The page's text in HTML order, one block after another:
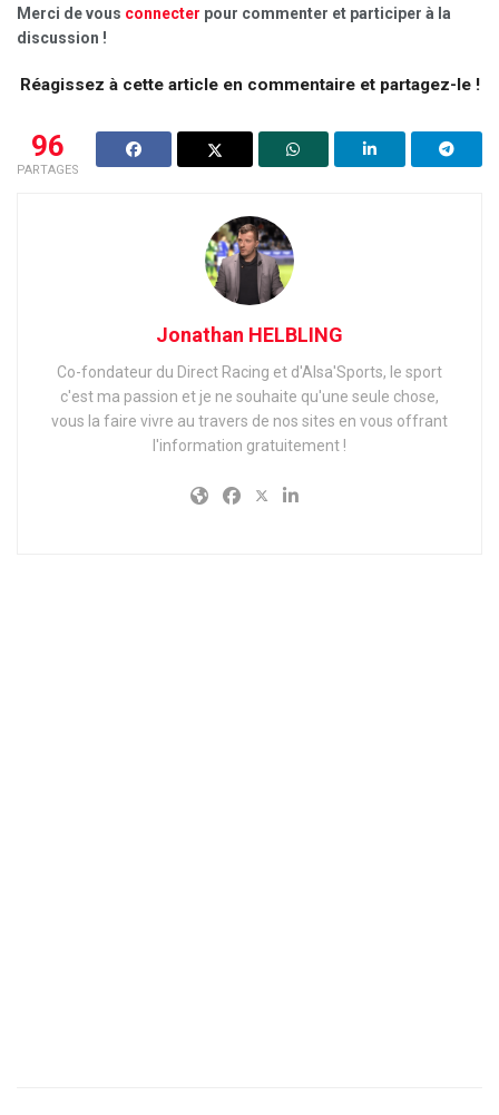
Merci de vous connecter pour commenter et participer à la
discussion !
Réagissez à cette article en commentaire et partagez-le !
96
PARTAGES
Jonathan HELBLING
Co-fondateur du Direct Racing et d'Alsa'Sports, le sport
c'est ma passion et je ne souhaite qu'une seule chose,
vous la faire vivre au travers de nos sites en vous offrant
l'information gratuitement !